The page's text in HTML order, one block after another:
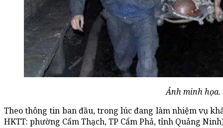
Ảnh minh họa.
Theo thông tin ban đầu, trong lúc đang làm nhiệm vụ
HKTT: phường Cẩm Thạch, TP Cẩm Phả, tỉnh Quảng